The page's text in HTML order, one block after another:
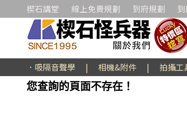
楔石講堂 線上免費規劃 到府規劃
．吸隔音聲學 | 相機&附件 | 拍攝工
您查詢的頁面不存在！